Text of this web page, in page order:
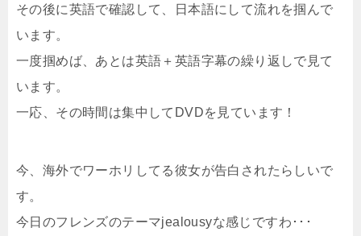
その後に英語で確認して、日本語にして流れを掴んで
います。
一度掴めば、あとは英語＋英語字幕の繰り返しで見て
います。
一応、その時間は集中してDVDを見ています！
今、海外でワーホリしてる彼女が告白されたらしいで
す。
今日のフレンズのテーマjealousyな感じですわ･･･